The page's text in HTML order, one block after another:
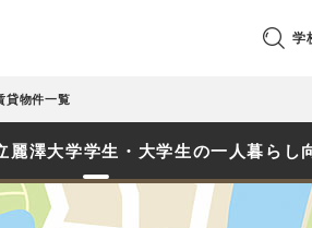
学
貸物件一覧
澤大学学生・大学生の一人暮らし